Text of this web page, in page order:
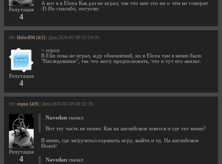
Репутация
4
А вот я в Elona Как раз не играл, так что мне это ни о чём не говорит
:D Но спасибо, погуглю
От: HelioBM [4|5] | Дата 2026-02-09 13:54:35
Репутация
4
> zopux
В Elin пока не играл, жду обновлений, но в Elona там в меню было
"Наследование", так что могу предположить, что и тут его аналог.
От: zopux [4|9] | Дата 2026-02-09 08:32:36
Репутация
4
Navedan сказал:
Вот эту часть не понял. Как на английском зовется и где это меню?
В меню, где загрузить/сохранить игру, выйти и тд. На английском
Hoard/
Navedan сказал: